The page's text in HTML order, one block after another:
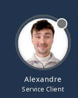
Alexandre
Service Client